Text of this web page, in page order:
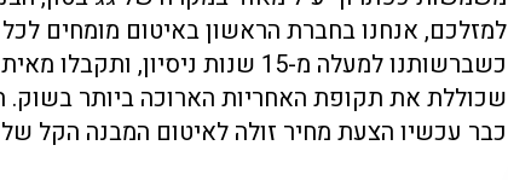
למזלכם, אנחנו בחברת הראשון באיטום מומחים
כשברשותנו למעלה מ-15 שנות
שכוללת את תקופת האחריות הארוכה ביותר בשוק.
כבר עכשיו הצעת מחיר זולה לאיטום המבנה הקל